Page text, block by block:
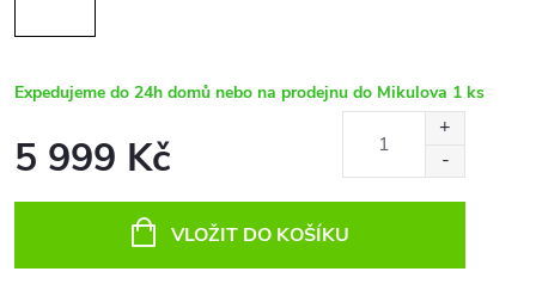
Expedujeme do 24h domů nebo na prodejnu do Mikulova 1 ks
5 999 Kč
VLOŽIT DO KOŠÍKU